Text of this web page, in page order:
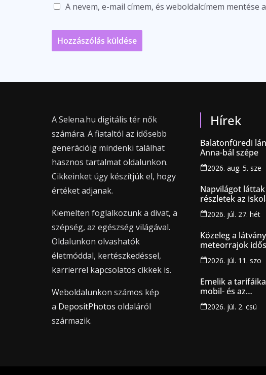
A nevem, e-mail címem, és weboldalcímem
A Selena.hu digitális tér nők
számára. A fiataltól az idősebb
generációig mindenki találhat
hasznos tartalmat oldalunkon.
Cikkeinket úgy készítjük el, hogy
értéket adjanak.
Kiemelten foglalkozunk a divat, a
szépség, az egészség világával.
Oldalunkon olvashatók
életmóddal, kertészkedéssel,
karrierrel kapcsolatos cikkek is.
Weboldalunkon számos kép
a DepositPhotos oldaláról
származik.
Hírek
Balatonfüredi
Anna-bál szépe
2026. aug. 5. sze
Napvilágot láttak
részletek az
támogatásról
2026. júl. 27. hét
Közeleg a
meteorrajok
2026. júl. 11. szo
Emelik a
mobil- és az
2026. júl. 2. csü